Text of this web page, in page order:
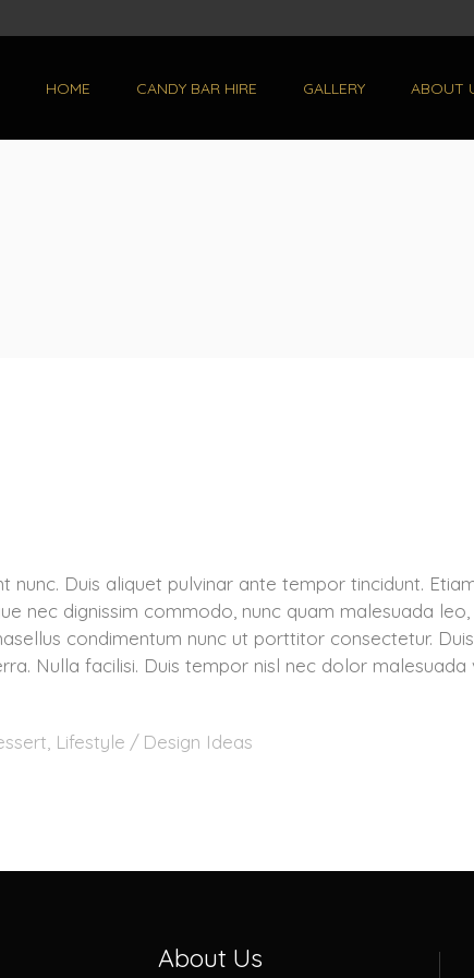
HOME CANDY BAR HIRE GALLERY ABOUT
Duis aliquet pulvinar ante tempor tincidunt.
nec dignissim commodo, nunc quam malesuada
condimentum nunc ut porttitor consectetur.
Nulla facilisi. Duis tempor nisl nec dolor malesuada
, Lifestyle Design Ideas
About Us